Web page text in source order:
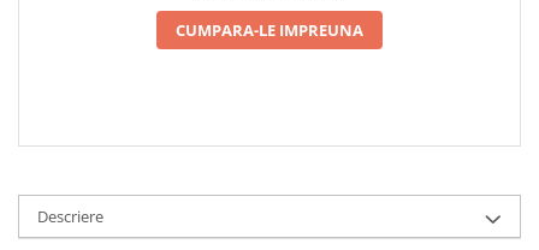
CUMPARA-LE IMPREUNA
Descriere